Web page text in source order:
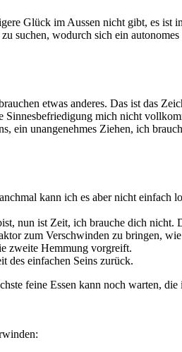
Glück im Aussen nicht gibt, es
suchen, wodurch sich ein
etwas anderes. Das ist das
Sinnesbefriedigung mich nicht
unangenehmes Ziehen, ich
kann ich es aber nicht einfach
nun ist Zeit, ich brauche dich nicht.
zum Verschwinden zu bringen,
zweite Hemmung vorgreift.
des einfachen Seins zurück.
feine Essen kann noch warten,